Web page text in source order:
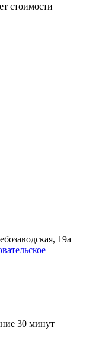
стоимости
19а
30 минут